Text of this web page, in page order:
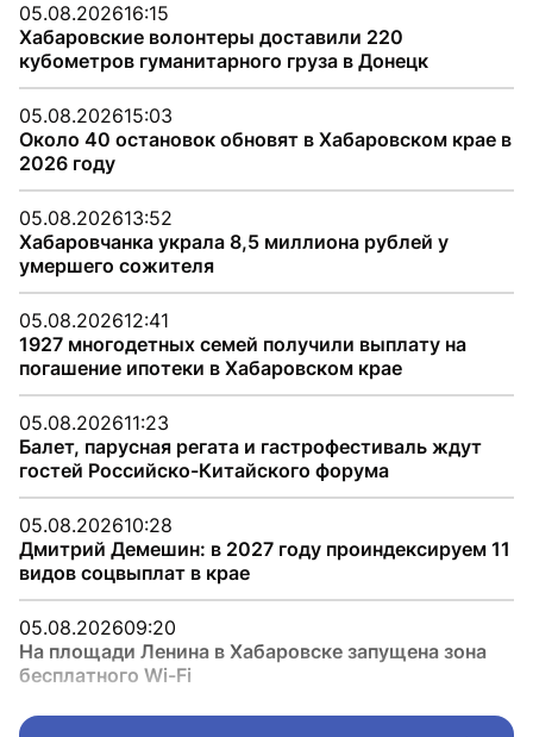
05.08.202616:15
Хабаровские волонтеры доставили 220
кубометров гуманитарного груза в Донецк
05.08.202615:03
Около 40 остановок обновят в Хабаровском крае в
2026 году
05.08.202613:52
Хабаровчанка украла 8,5 миллиона рублей у
умершего сожителя
05.08.202612:41
1927 многодетных семей получили выплату на
погашение ипотеки в Хабаровском крае
05.08.202611:23
Балет, парусная регата и гастрофестиваль ждут
гостей Российско-Китайского форума
05.08.202610:28
Дмитрий Демешин: в 2027 году проиндексируем 11
видов соцвыплат в крае
05.08.202609:20
На площади Ленина в Хабаровске запущена зона
бесплатного Wi-Fi